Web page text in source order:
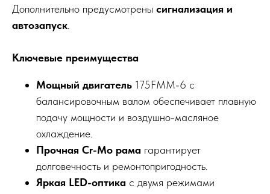
Дополнительно предусмотрены сигнализация и
автозапуск
Ключевые преимущества
Мощный двигатель 175FMM-6 с
балансировочным валом обеспечивает плавную
подачу мощности и воздушно-масляное
охлаждение.
Прочная Cr-Mo рама гарантирует
долговечность и ремонтопригодность.
Яркая LED-оптика с двумя режимами